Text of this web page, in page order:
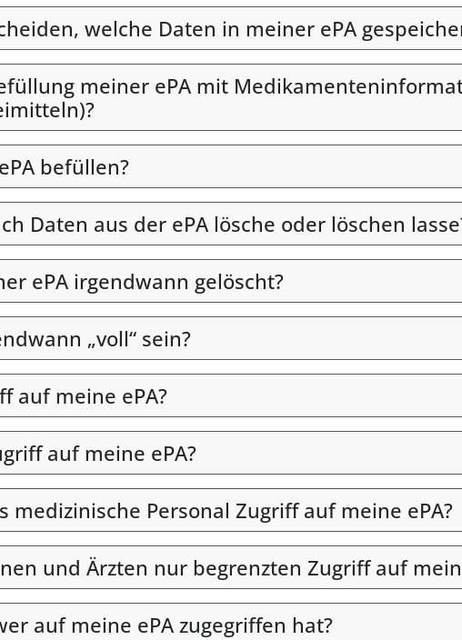
welche Daten in meiner ePA
meiner ePA mit
befüllen?
Daten aus der ePA lösche oder löschen
ePA irgendwann gelöscht?
„voll“ sein?
auf meine ePA?
auf meine ePA?
medizinische Personal Zugriff auf meine ePA?
und Ärzten nur begrenzten Zugriff auf
auf meine ePA zugegriffen hat?